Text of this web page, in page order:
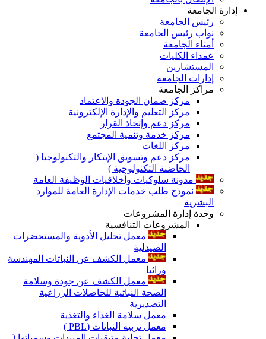
إدارة الجامعة
رئيس الجامعة
نواب رئيس الجامعة
أمناء الجامعة
عمداء الكليات
المستشارين
إدارات الجامعة
مراكز الجامعة
مركز ضمان الجودة والاعتماد
مركز التعليم والإدارة الإلكترونية
مركز دعم وإتخاذ القرار
مركز خدمة وتنمية المجتمع
مركز اللغات
مركز دعم وتسويق الإبتكار والتكنولوجيا (
الحاضنة التكنولوجية )
مدونة سلوكيات وأخلاقيات الوظيفة العامة
نموذج طلب خدمات الإدارة العامة للموارد
البشرية
وحدة إدارة المشروعات
المشروعات التنافسية
معمل تحليل الأدوية والمستحضرات
الصيدلية
معمل الكشف عن النباتات المهندسة
وراثيا
معمل الكشف عن جودة وسلامة
الصحة النباتية للحاصلات الزراعية
التصديرية
معمل سلامة الغذاء والتغذية
معمل تربية النباتات (PBL )